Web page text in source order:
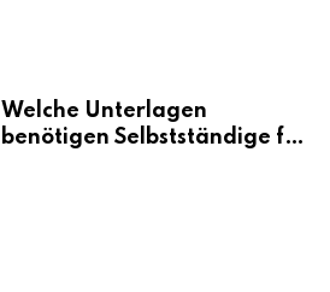
Welche Unterlagen
benötigen Selbstständige für